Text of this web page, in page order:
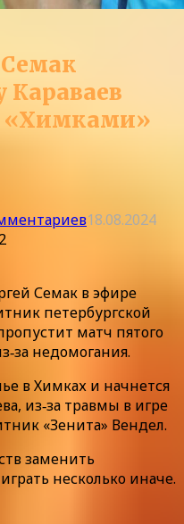
Караваев
«Химками»
18.08.2024
Семак в эфире
петербургской
матч пятого
недомогания.
в Химках и начнется
из‑за травмы в игре
«Зенита» Вендел.
заменить
несколько иначе.